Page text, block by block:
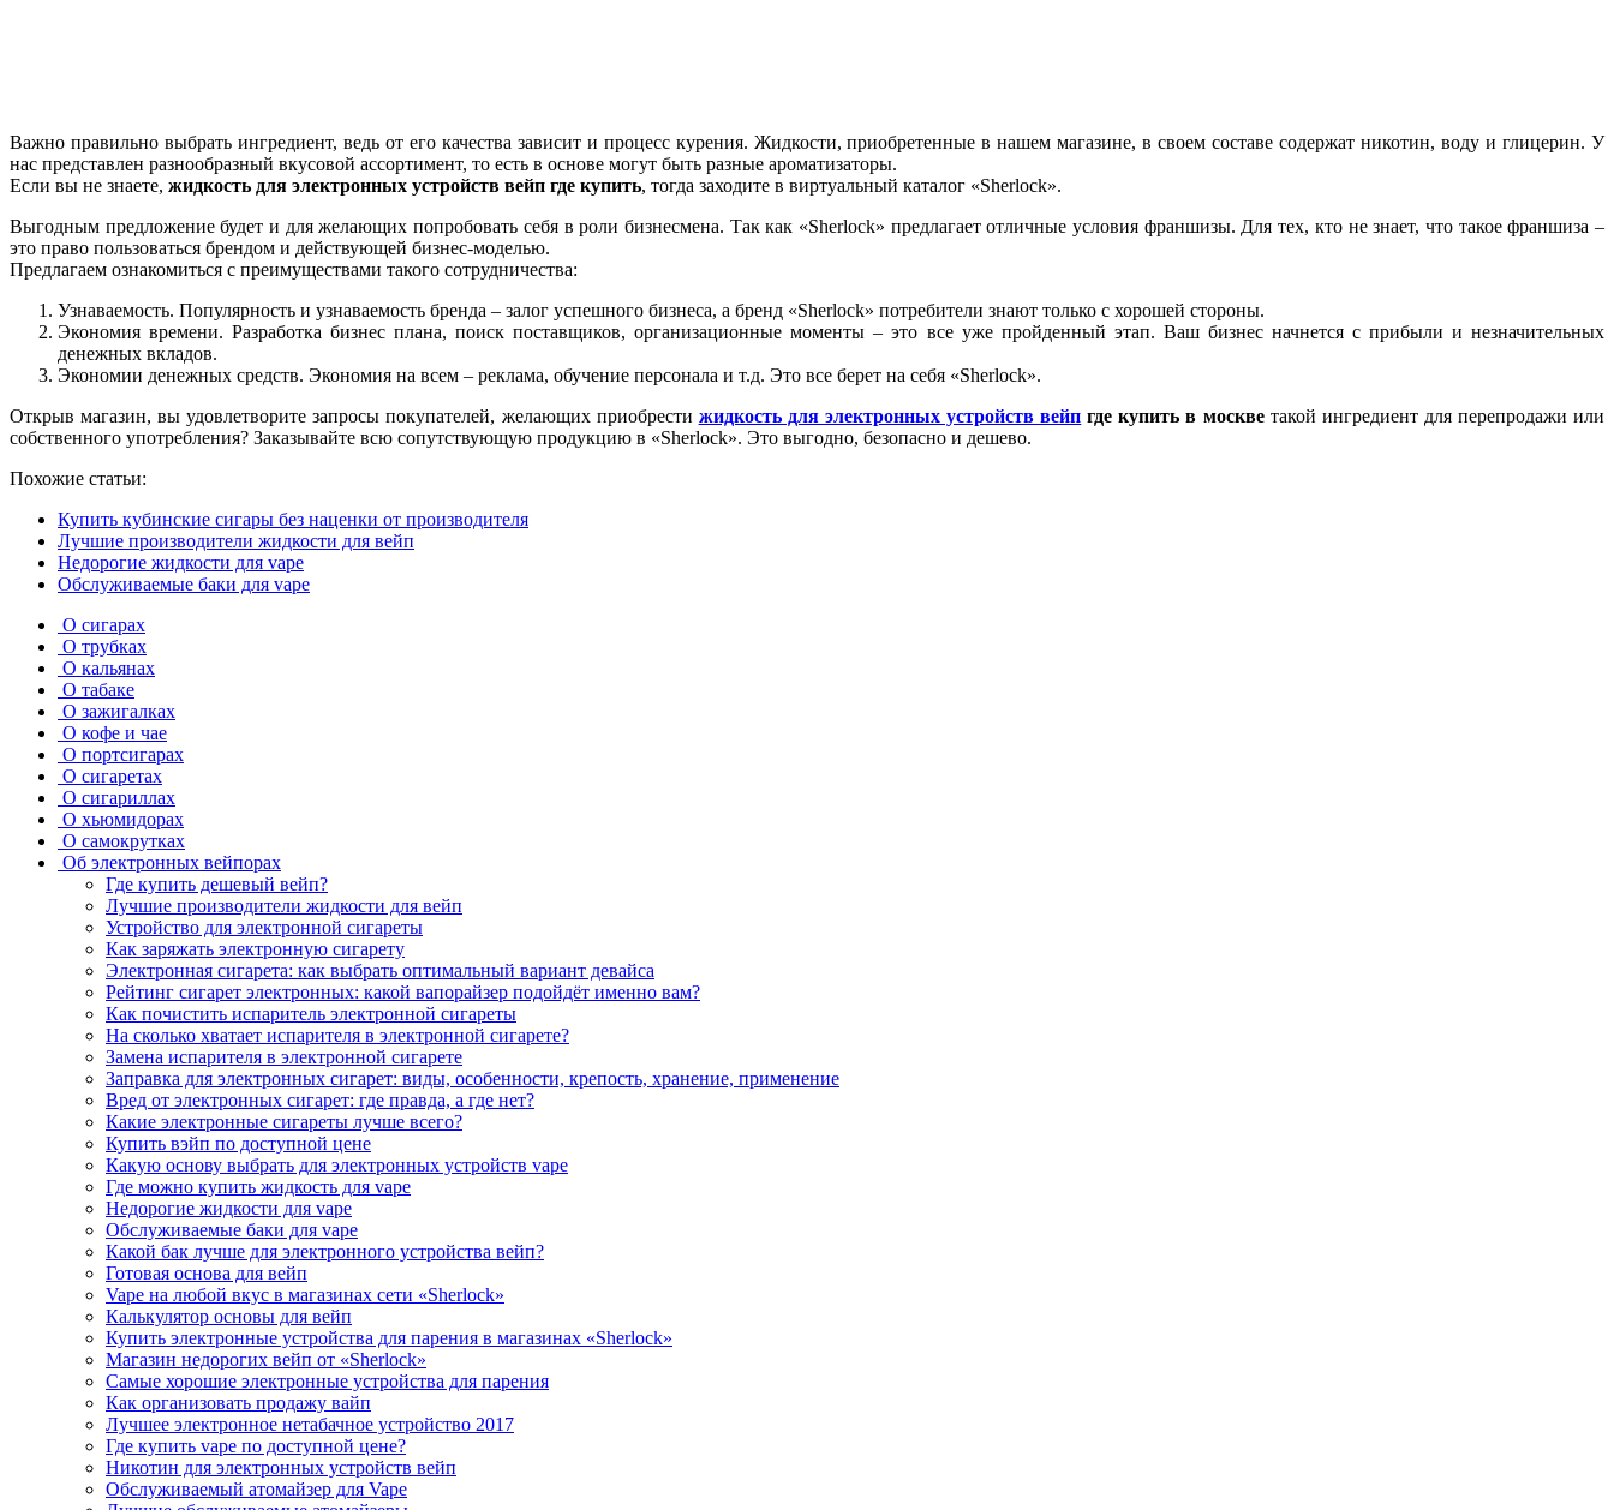
Важно правильно выбрать ингредиент, ведь от его качества зависит и процесс курения. Жидкости, приобретенные в нашем магазине, в своем составе содержат никотин, воду и глицерин. У
нас представлен разнообразный вкусовой ассортимент, то есть в основе могут быть разные ароматизаторы.
Если вы не знаете, жидкость для электронных устройств вейп где купить, тогда заходите в виртуальный каталог «Sherlock».
Выгодным предложение будет и для желающих попробовать себя в роли бизнесмена. Так как «Sherlock» предлагает отличные условия франшизы. Для тех, кто не знает, что такое франшиза –
это право пользоваться брендом и действующей бизнес-моделью.
Предлагаем ознакомиться с преимуществами такого сотрудничества:
Узнаваемость. Популярность и узнаваемость бренда – залог успешного бизнеса, а бренд «Sherlock» потребители знают только с хорошей стороны.
Экономия времени. Разработка бизнес плана, поиск поставщиков, организационные моменты – это все уже пройденный этап. Ваш бизнес начнется с прибыли и незначительных
денежных вкладов.
Экономии денежных средств. Экономия на всем – реклама, обучение персонала и т.д. Это все берет на себя «Sherlock».
Открыв магазин, вы удовлетворите запросы покупателей, желающих приобрести жидкость для электронных устройств вейп где купить в москветакой ингредиент для перепродажи или
собственного употребления? Заказывайте всю сопутствующую продукцию в «Sherlock». Это выгодно, безопасно и дешево.
Похожие статьи:
Купить кубинские сигары без наценки от производителя
Лучшие производители жидкости для вейп
Недорогие жидкости для vape
Обслуживаемые баки для vape
О сигарах
О трубках
О кальянах
О табаке
О зажигалках
О кофе и чае
О портсигарах
О сигаретах
О сигариллах
О хьюмидорах
О самокрутках
Об электронных вейпорах
Где купить дешевый вейп?
Лучшие производители жидкости для вейп
Устройство для электронной сигареты
Как заряжать электронную сигарету
Электронная сигарета: как выбрать оптимальный вариант девайса
Рейтинг сигарет электронных: какой вапорайзер подойдёт именно вам?
Как почистить испаритель электронной сигареты
На сколько хватает испарителя в электронной сигарете?
Замена испарителя в электронной сигарете
Заправка для электронных сигарет: виды, особенности, крепость, хранение, применение
Вред от электронных сигарет: где правда, а где нет?
Какие электронные сигареты лучше всего?
Купить вэйп по доступной цене
Какую основу выбрать для электронных устройств vape
Где можно купить жидкость для vape
Недорогие жидкости для vape
Обслуживаемые баки для vape
Какой бак лучше для электронного устройства вейп?
Готовая основа для вейп
Vape на любой вкус в магазинах сети «Sherlock»
Калькулятор основы для вейп
Купить электронные устройства для парения в магазинах «Sherlock»
Магазин недорогих вейп от «Sherlock»
Самые хорошие электронные устройства для парения
Как организовать продажу вайп
Лучшее электронное нетабачное устройство 2017
Где купить vape по доступной цене?
Никотин для электронных устройств вейп
Обслуживаемый атомайзер для Vape